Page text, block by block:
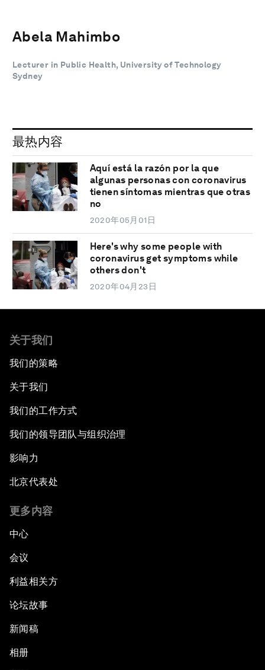
Abela Mahimbo
Lecturer in Public Health, University of Technology
Sydney
最热内容
Aquí está la razón por la que
algunas personas con coronavirus
tienen síntomas mientras que otras
no
2020年05月01日
Here's why some people with
coronavirus get symptoms while
others don't
2020年04月23日
关于我们
我们的策略
关于我们
我们的工作方式
我们的领导团队与组织治理
影响力
北京代表处
更多内容
中心
会议
利益相关方
论坛故事
新闻稿
相册